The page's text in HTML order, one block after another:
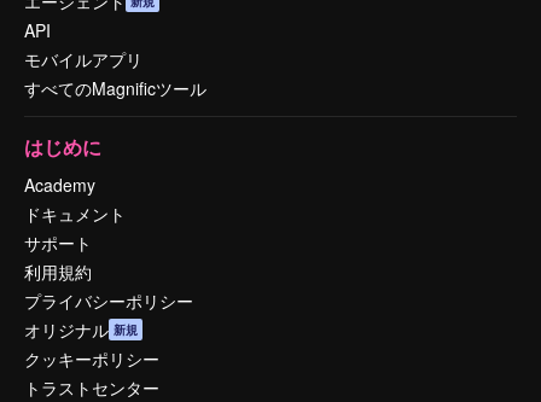
API
モバイルアプリ
すべてのMagnificツール
はじめに
Academy
ドキュメント
サポート
利用規約
プライバシーポリシー
オリジナル 新規
クッキーポリシー
トラストセンター